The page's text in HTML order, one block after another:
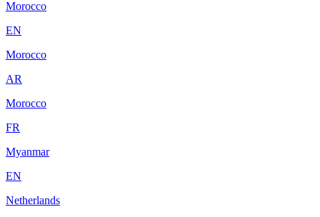
Morocco
EN
Morocco
AR
Morocco
FR
Myanmar
EN
Netherlands